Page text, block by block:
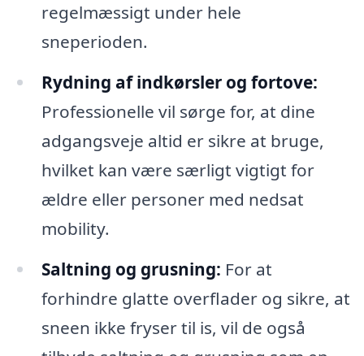
regelmæssigt under hele
sneperioden.
Rydning af indkørsler og fortove:
Professionelle vil sørge for, at dine
adgangsveje altid er sikre at bruge,
hvilket kan være særligt vigtigt for
ældre eller personer med nedsat
mobility.
Saltning og grusning: For at
forhindre glatte overflader og sikre, at
sneen ikke fryser til is, vil de også